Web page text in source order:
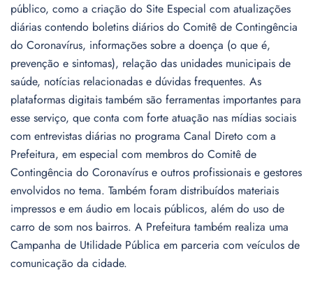
público, como a criação do Site Especial com atualizações
diárias contendo boletins diários do Comitê de Contingência
do Coronavírus, informações sobre a doença (o que é,
prevenção e sintomas), relação das unidades municipais de
saúde, notícias relacionadas e dúvidas frequentes. As
plataformas digitais também são ferramentas importantes para
esse serviço, que conta com forte atuação nas mídias sociais
com entrevistas diárias no programa Canal Direto com a
Prefeitura, em especial com membros do Comitê de
Contingência do Coronavírus e outros profissionais e gestores
envolvidos no tema. Também foram distribuídos materiais
impressos e em áudio em locais públicos, além do uso de
carro de som nos bairros. A Prefeitura também realiza uma
Campanha de Utilidade Pública em parceria com veículos de
comunicação da cidade.